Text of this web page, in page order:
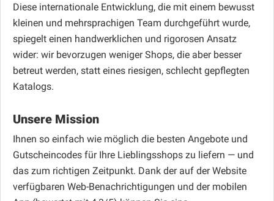
Diese internationale Entwicklung, die mit einem bewusst
kleinen und mehrsprachigen Team durchgeführt wurde,
spiegelt einen handwerklichen und rigorosen Ansatz
wider: wir bevorzugen weniger Shops, die aber besser
betreut werden, statt eines riesigen, schlecht gepflegten
Katalogs.
Unsere Mission
Ihnen so einfach wie möglich die besten Angebote und
Gutscheincodes für Ihre Lieblingsshops zu liefern — und
das zum richtigen Zeitpunkt. Dank der auf der Website
verfügbaren Web-Benachrichtigungen und der mobilen